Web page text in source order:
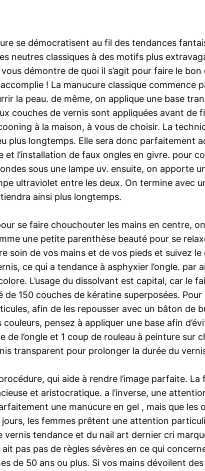
se démocratisent au fil des tendances
neutres classiques à des motifs plus
démontre de quoi il s’agit pour faire le bon
! La manucure classique commence
la peau. de même, on applique une base
couches de vernis sont appliquées avant
à la maison, à vous de choisir. La
plus longtemps. Elle sera donc parfaitement
l’installation de faux ongles en givre. pour
sous une lampe uv. ensuite, on apporte
ultraviolet entre les deux. On termine avec
ainsi plus longtemps.
se faire chouchouter les mains en centre,
une petite parenthèse beauté pour se
soin de vos mains et de vos pieds et suivez
ce qui a tendance à asphyxier l’ongle. par
L’usage du dissolvant est capital, car le
150 couches de kératine superposées.
afin de les repousser avec un bâton de
pensez à appliquer une base afin
de l’ongle et 1 coup de rouleau à peinture sur
transparent pour prolonger la durée du
qui aide à rendre l’image parfaite. La
et aristocratique. a l’inverse, une
une manucure en gel , mais que
les femmes prêtent une attention
vernis tendance et du nail art dernier cri
ait pas pas de règles sévères en ce qui
de 50 ans ou plus. Si vos mains dévoilent